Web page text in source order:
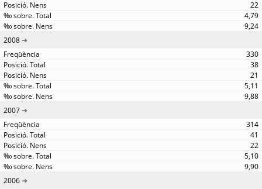
22
4,79
9,24
2008
330
38
21
5,11
9,88
2007
314
41
22
5,10
9,90
2006